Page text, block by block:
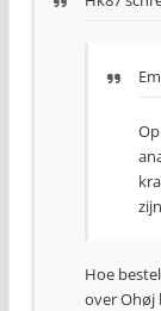
Hoe
over Ohøj